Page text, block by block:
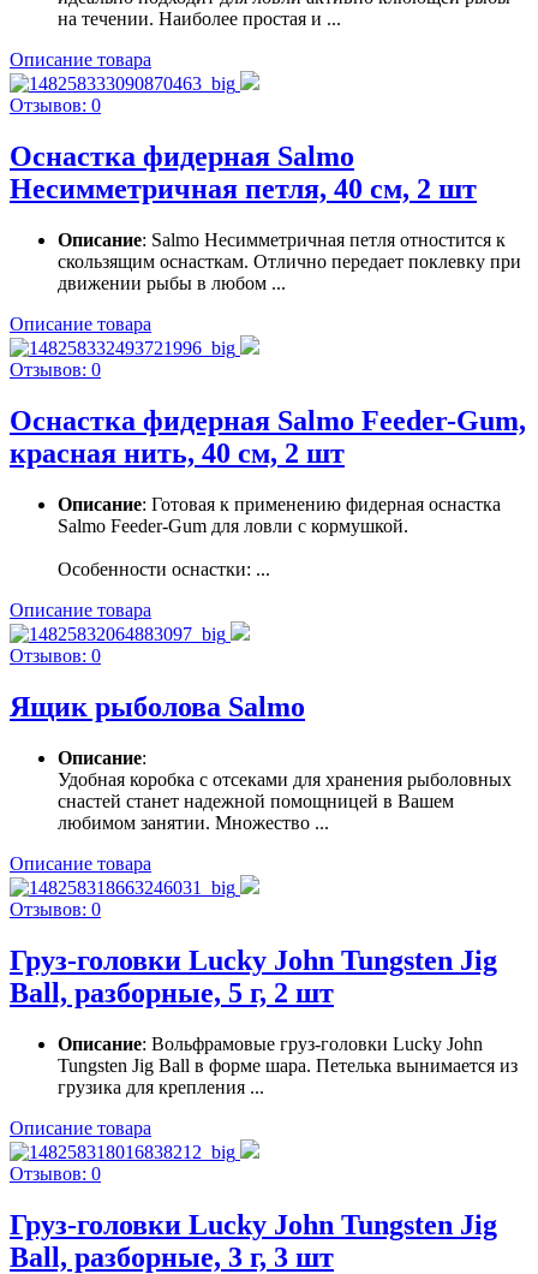
на течении. Наиболее простая и ...
Описание товара
Отзывов: 0
Оснастка фидерная Salmo
Несимметричная петля, 40 см, 2 шт
Описание: Salmo Несимметричная петля отностится к
скользящим оснасткам. Отлично передает поклевку при
движении рыбы в любом ...
Описание товара
Отзывов: 0
Оснастка фидерная Salmo Feeder-Gum,
красная нить, 40 см, 2 шт
Описание: Готовая к применению фидерная оснастка
Salmo Feeder-Gum для ловли с кормушкой.
Особенности оснастки: ...
Описание товара
Отзывов: 0
Ящик рыболова Salmo
Описание:
Удобная коробка с отсеками для хранения рыболовных
снастей станет надежной помощницей в Вашем
любимом занятии. Множество ...
Описание товара
Отзывов: 0
Груз-головки Lucky John Tungsten Jig
Ball, разборные, 5 г, 2 шт
Описание: Вольфрамовые груз-головки Lucky John
Tungsten Jig Ball в форме шара. Петелька вынимается из
грузика для крепления ...
Описание товара
Отзывов: 0
Груз-головки Lucky John Tungsten Jig
Ball, разборные, 3 г, 3 шт